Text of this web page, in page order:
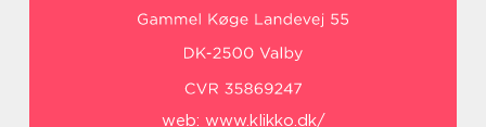
web: www.klikko.dk/